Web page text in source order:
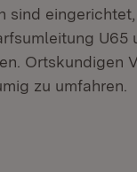
sind
U65
Ortskundigen
zu umfahren.